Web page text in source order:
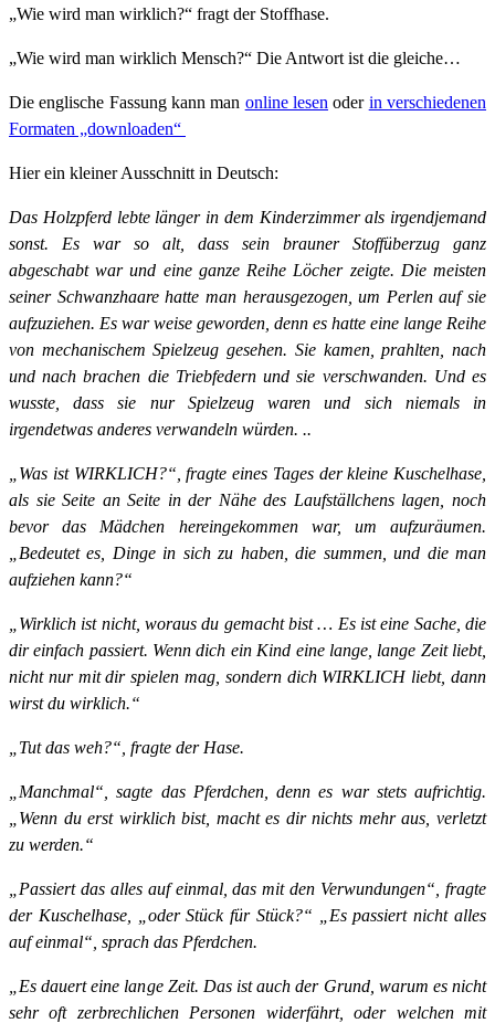
„Wie wird man wirklich?“ fragt der Stoffhase.
„Wie wird man wirklich Mensch?“ Die Antwort ist die gleiche…
Die englische Fassung kann man online lesen oder in verschiedenen
Formaten „downloaden“
Hier ein kleiner Ausschnitt in Deutsch:
Das Holzpferd lebte länger in dem Kinderzimmer als irgendjemand
sonst. Es war so alt, dass sein brauner Stoffüberzug ganz
abgeschabt war und eine ganze Reihe Löcher zeigte. Die meisten
seiner Schwanzhaare hatte man herausgezogen, um Perlen auf sie
aufzuziehen. Es war weise geworden, denn es hatte eine lange Reihe
von mechanischem Spielzeug gesehen. Sie kamen, prahlten, nach
und nach brachen die Triebfedern und sie verschwanden. Und es
wusste, dass sie nur Spielzeug waren und sich niemals in
irgendetwas anderes verwandeln würden. ..
„Was ist WIRKLICH?“, fragte eines Tages der kleine Kuschelhase,
als sie Seite an Seite in der Nähe des Laufställchens lagen, noch
bevor das Mädchen hereingekommen war, um aufzuräumen.
„Bedeutet es, Dinge in sich zu haben, die summen, und die man
aufziehen kann?“
„Wirklich ist nicht, woraus du gemacht bist … Es ist eine Sache, die
dir einfach passiert. Wenn dich ein Kind eine lange, lange Zeit liebt,
nicht nur mit dir spielen mag, sondern dich WIRKLICH liebt, dann
wirst du wirklich.“
„Tut das weh?“, fragte der Hase.
„Manchmal“, sagte das Pferdchen, denn es war stets aufrichtig.
„Wenn du erst wirklich bist, macht es dir nichts mehr aus, verletzt
zu werden.“
„Passiert das alles auf einmal, das mit den Verwundungen“, fragte
der Kuschelhase, „oder Stück für Stück?“ „Es passiert nicht alles
auf einmal“, sprach das Pferdchen.
„Es dauert eine lange Zeit. Das ist auch der Grund, warum es nicht
sehr oft zerbrechlichen Personen widerfährt, oder welchen mit